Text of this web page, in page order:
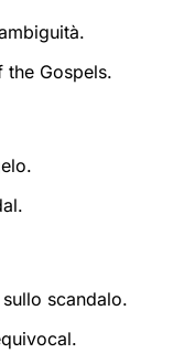
the Gospels.
scandalo.